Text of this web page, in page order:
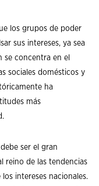
los grupos de poder
sus intereses, ya sea
se concentra en el
sociales domésticos y
ha
más
ser el gran
reino de las tendencias
intereses nacionales.